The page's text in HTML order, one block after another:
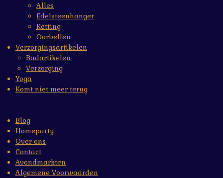
Alles
Edelsteenhanger
Ketting
Oorbellen
Verzorgingsartikelen
Badartikelen
Verzorging
Yoga
Komt niet meer terug
Blog
Homeparty
Over ons
Contact
Avondmarkten
Algemene Voorwaarden